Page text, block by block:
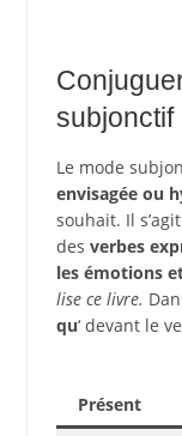
subjonctif
Le mode
envisagée ou
souhait. Il
des verbes
les émotions
lise ce livre.
qu‘ devant le
Présent